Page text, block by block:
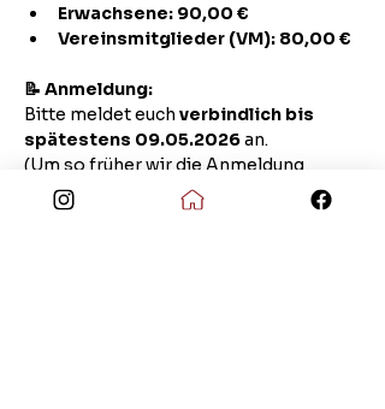
Erwachsene: 90,00 €
Vereinsmitglieder (VM): 80,00 €
📝 Anmeldung:
Bitte meldet euch verbindlich bis
spätestens 09.05.2026 an.
(Um so früher wir die Anmeldung
erhalten, um so besser für die Planung)
Anmeldemöglichkeiten: